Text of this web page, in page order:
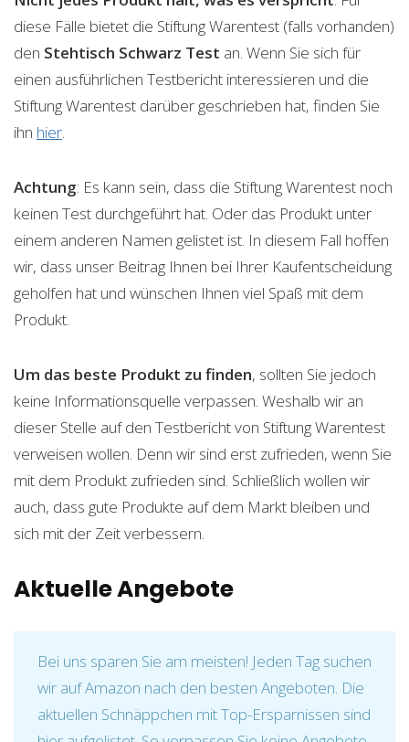
diese Fälle bietet die Stiftung Warentest (falls vorhanden)
den Stehtisch Schwarz Test an. Wenn Sie sich für
einen ausführlichen Testbericht interessieren und die
Stiftung Warentest darüber geschrieben hat, finden Sie
ihn hier.
Achtung: Es kann sein, dass die Stiftung Warentest noch
keinen Test durchgeführt hat. Oder das Produkt unter
einem anderen Namen gelistet ist. In diesem Fall hoffen
wir, dass unser Beitrag Ihnen bei Ihrer Kaufentscheidung
geholfen hat und wünschen Ihnen viel Spaß mit dem
Produkt.
Um das beste Produkt zu finden, sollten Sie jedoch
keine Informationsquelle verpassen. Weshalb wir an
dieser Stelle auf den Testbericht von Stiftung Warentest
verweisen wollen. Denn wir sind erst zufrieden, wenn Sie
mit dem Produkt zufrieden sind. Schließlich wollen wir
auch, dass gute Produkte auf dem Markt bleiben und
sich mit der Zeit verbessern.
Aktuelle Angebote
Bei uns sparen Sie am meisten! Jeden Tag suchen
wir auf Amazon nach den besten Angeboten. Die
aktuellen Schnäppchen mit Top-Ersparnissen sind